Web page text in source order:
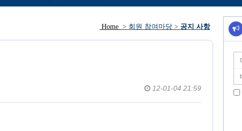
Home > 회원 참여마당 > 공지 사항
12-01-04 21:59
방문인사.